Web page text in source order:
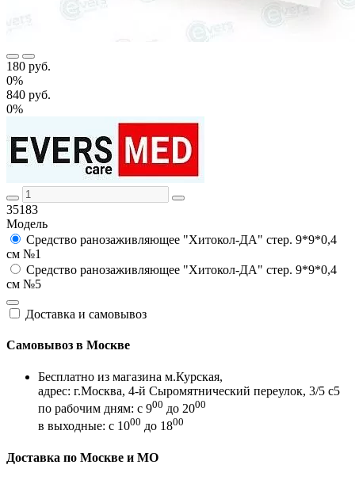
180 руб.
0%
840 руб.
0%
35183
Модель
Средство ранозаживляющее "Хитокол-ДА" стер. 9*9*0,4
см №1
Средство ранозаживляющее "Хитокол-ДА" стер. 9*9*0,4
см №5
Доставка и самовывоз
Самовывоз в Москве
Бесплатно из магазина м.Курская,
адрес: г.Москва, 4-й Сыромятнический переулок, 3/5 с5
по рабочим дням: с 900 до 2000
в выходные: с 1000 до 1800
Доставка по Москве и МО